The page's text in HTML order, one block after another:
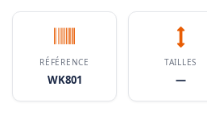
RÉFÉRENCE
WK801
TAILLES
—